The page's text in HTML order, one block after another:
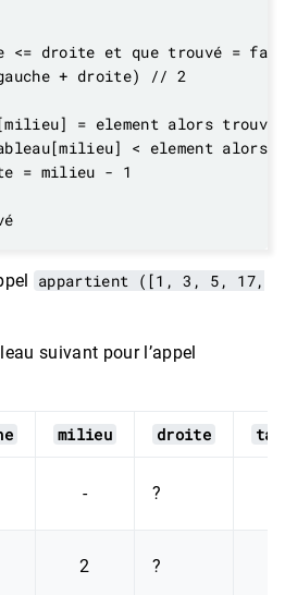
        milieu = (gauche + droite) // 2
appartient ([1, 3, 5, 17,
suivant pour l’appel
milieu droite
- ?
2 ?